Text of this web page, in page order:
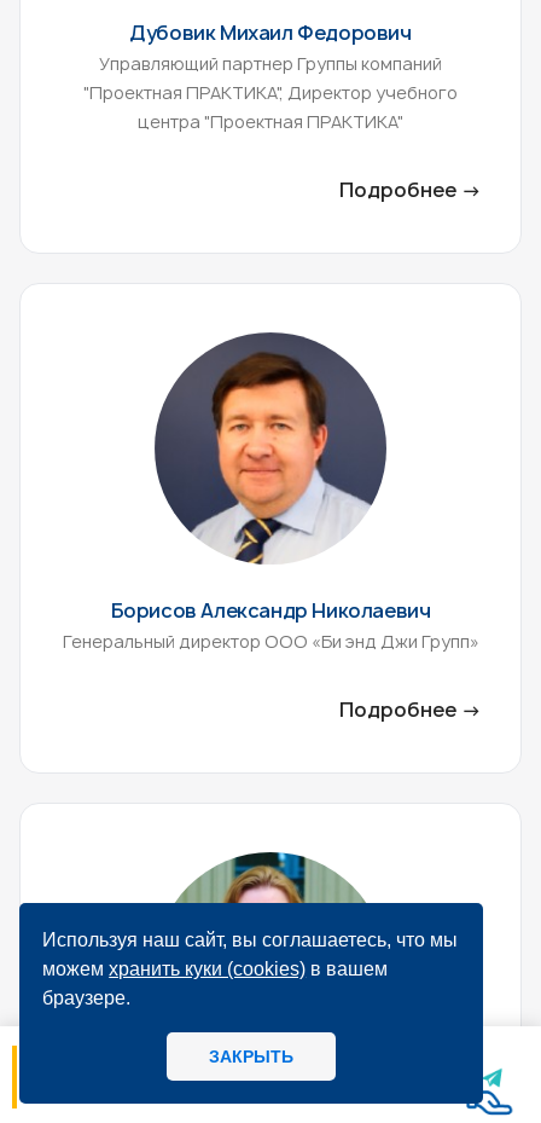
Используя наш сайт, вы соглашаетесь, что мы
можемхранить куки (cookies) в вашем
браузере.
ЗАКРЫТЬ
Дубовик Михаил Федорович
Управляющий партнер Группы компаний
"Проектная ПРАКТИКА", Директор учебного
центра "Проектная ПРАКТИКА"
Подробнее →
Борисов Александр Николаевич
Генеральный директор ООО «Би энд Джи Групп»
Подробнее →
МИРБИС - Школа бизнеса А вы как